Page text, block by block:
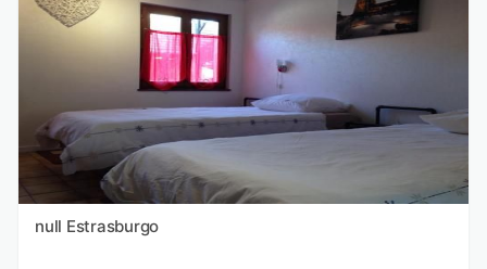
null Estrasburgo